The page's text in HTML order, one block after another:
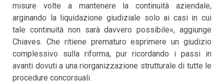
misure volte a mantenere la continuità aziendale,
arginando la liquidazione giudiziale solo ai casi in cui
tale continuità non sarà davvero possibile», aggiunge
Chiaves. Che ritiene prematuro esprimere un giudizio
complessivo sulla riforma, pur ricordando i passi in
avanti dovuti a una riorganizzazione strutturale di tutte le
procedure concorsuali.